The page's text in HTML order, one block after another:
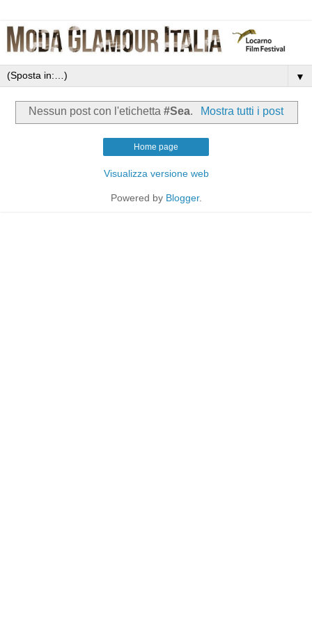
▼
Nessun post con l'etichetta#Sea. Mostra tutti i post
Home page
Visualizza versione web
Powered by Blogger.